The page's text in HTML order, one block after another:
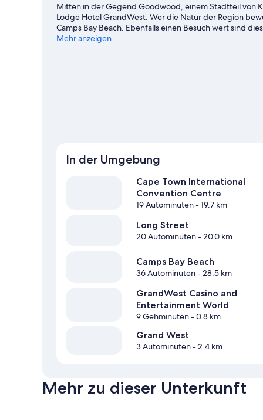
Mitten in der Gegend Goodwood, einem Stadtteil von
Lodge Hotel GrandWest. Wer die Natur der Region
Camps Bay Beach. Ebenfalls einen Besuch wert sind
Centre. Die Region bietet viele Aktivitäten, zum Beispiel
Mehr anzeigen
In der Umgebung
Cape Town International
Convention Centre
19 Autominuten- 19.7 km
Long Street
20 Autominuten- 20.0 km
Camps Bay Beach
36 Autominuten- 28.5 km
GrandWest Casino and
Entertainment World
9 Gehminuten- 0.8 km
Grand West
3 Autominuten- 2.4 km
Mehr zu dieser Unterkunft